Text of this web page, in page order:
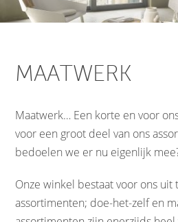
MAATWERK
Maatwerk… Een korte en voor
voor een groot deel van ons
bedoelen we er nu eigenlijk
Onze winkel bestaat voor ons
assortimenten; doe-het-zelf en